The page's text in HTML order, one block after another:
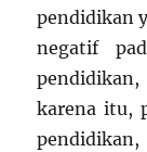
pendidikan
negatif
pendidikan,
karena itu,